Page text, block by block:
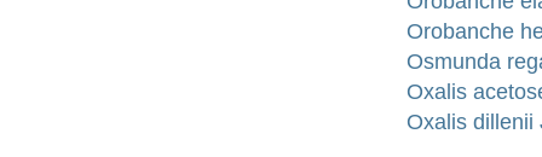
Orobanche
Osmunda
Oxalis
Oxalis dillenii